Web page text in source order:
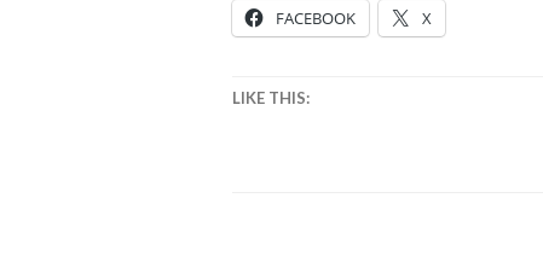
FACEBOOK X
LIKE THIS: